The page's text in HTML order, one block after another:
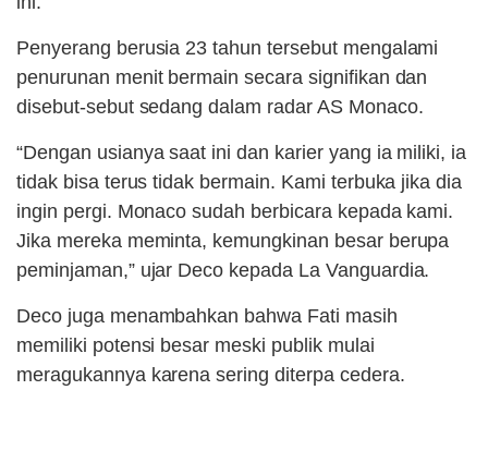
Penyerang berusia 23 tahun tersebut mengalami
penurunan menit bermain secara signifikan dan
disebut-sebut sedang dalam radar AS Monaco.
“Dengan usianya saat ini dan karier yang ia miliki, ia
tidak bisa terus tidak bermain. Kami terbuka jika dia
ingin pergi. Monaco sudah berbicara kepada kami.
Jika mereka meminta, kemungkinan besar berupa
peminjaman,” ujar Deco kepada La Vanguardia.
Deco juga menambahkan bahwa Fati masih
memiliki potensi besar meski publik mulai
meragukannya karena sering diterpa cedera.